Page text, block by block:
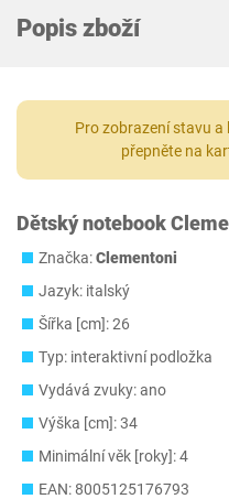
Popis zboží
Pro zobrazení stavu
přepněte na
Dětský notebook
Značka:Clementoni
Jazyk: italský
Šířka [cm]: 26
Typ: interaktivní podložka
Vydává zvuky: ano
Výška [cm]: 34
Minimální věk [roky]: 4
EAN: 8005125176793